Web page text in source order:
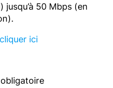
jusqu’à 50 Mbps (en
cliquer ici